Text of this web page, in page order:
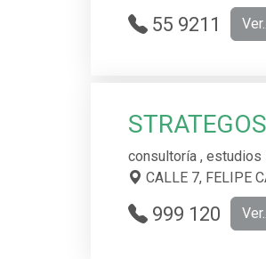
55 9211
consultoría ,
CALLE 7, FELIPE
999 120